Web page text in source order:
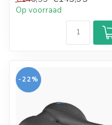
Op voorraad
-22%